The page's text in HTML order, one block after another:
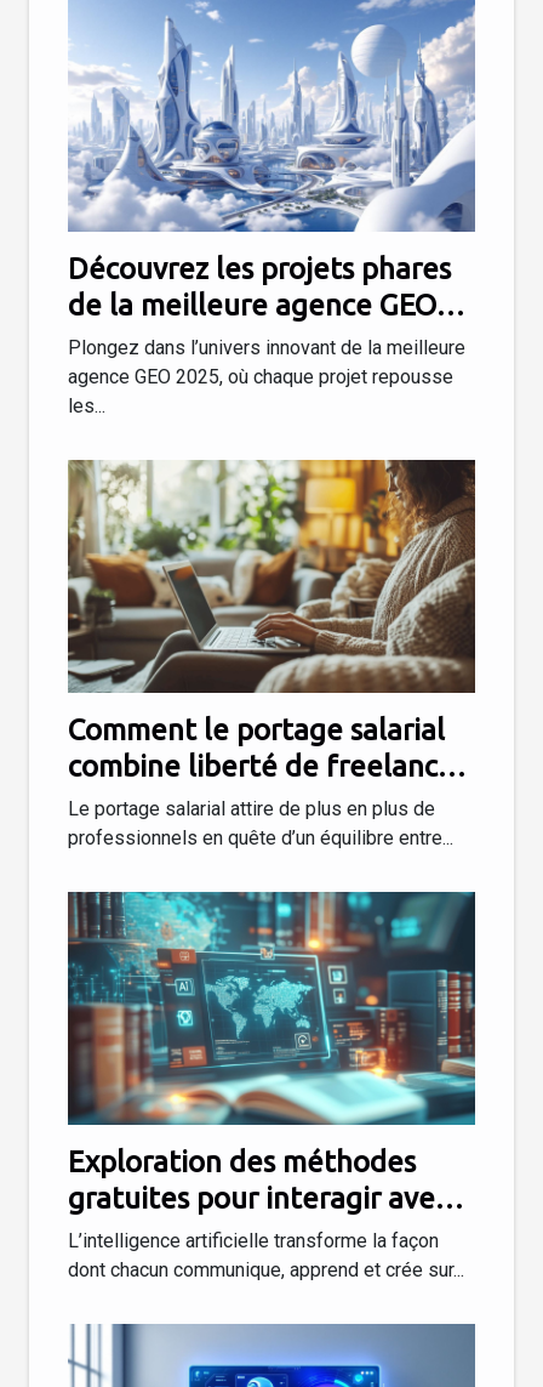
Découvrez les projets phares
de la meilleure agence GEO
2025
Plongez dans l’univers innovant de la meilleure
agence GEO 2025, où chaque projet repousse
les...
Comment le portage salarial
combine liberté de freelance
et sécurité du salariat
Le portage salarial attire de plus en plus de
professionnels en quête d’un équilibre entre...
Exploration des méthodes
gratuites pour interagir avec
l'IA en français
L’intelligence artificielle transforme la façon
dont chacun communique, apprend et crée sur...